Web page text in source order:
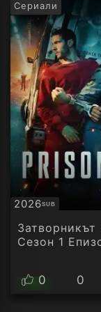
Сериали
2026SUB
Субтитри
Затворникът
Сезон 1
0 0